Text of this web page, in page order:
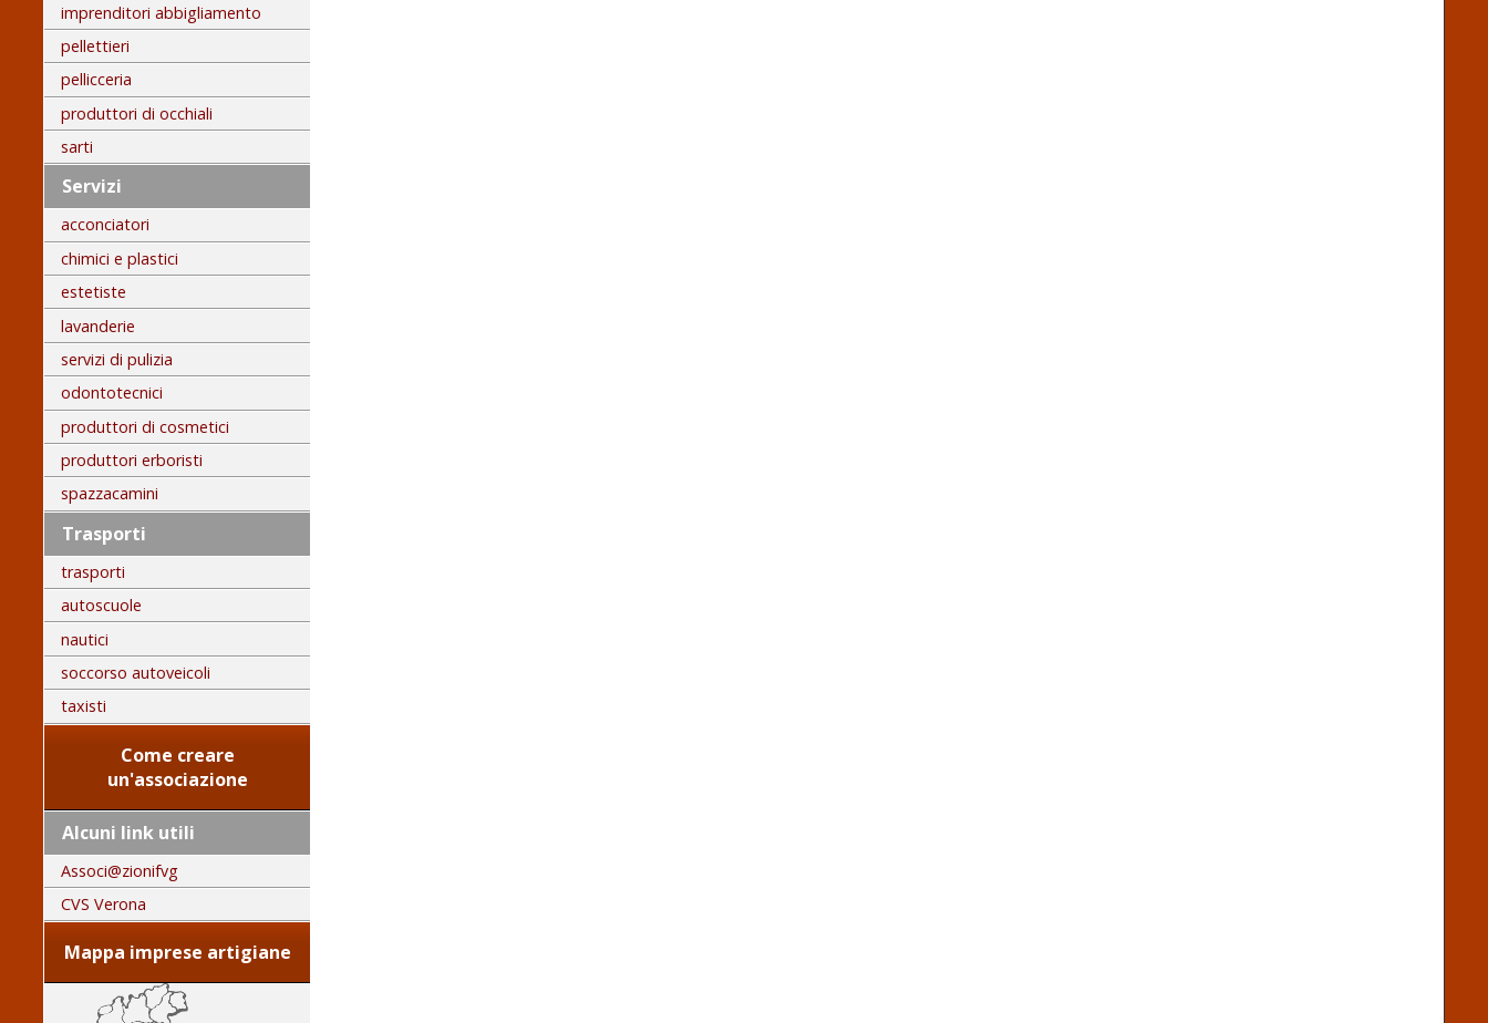
imprenditori abbigliamento
pellettieri
pellicceria
produttori di occhiali
sarti
Servizi
acconciatori
chimici e plastici
estetiste
lavanderie
servizi di pulizia
odontotecnici
produttori di cosmetici
produttori erboristi
spazzacamini
Trasporti
trasporti
autoscuole
nautici
soccorso autoveicoli
taxisti
Come creare
un'associazione
Alcuni link utili
Associ@zionifvg
CVS Verona
Mappa imprese artigiane